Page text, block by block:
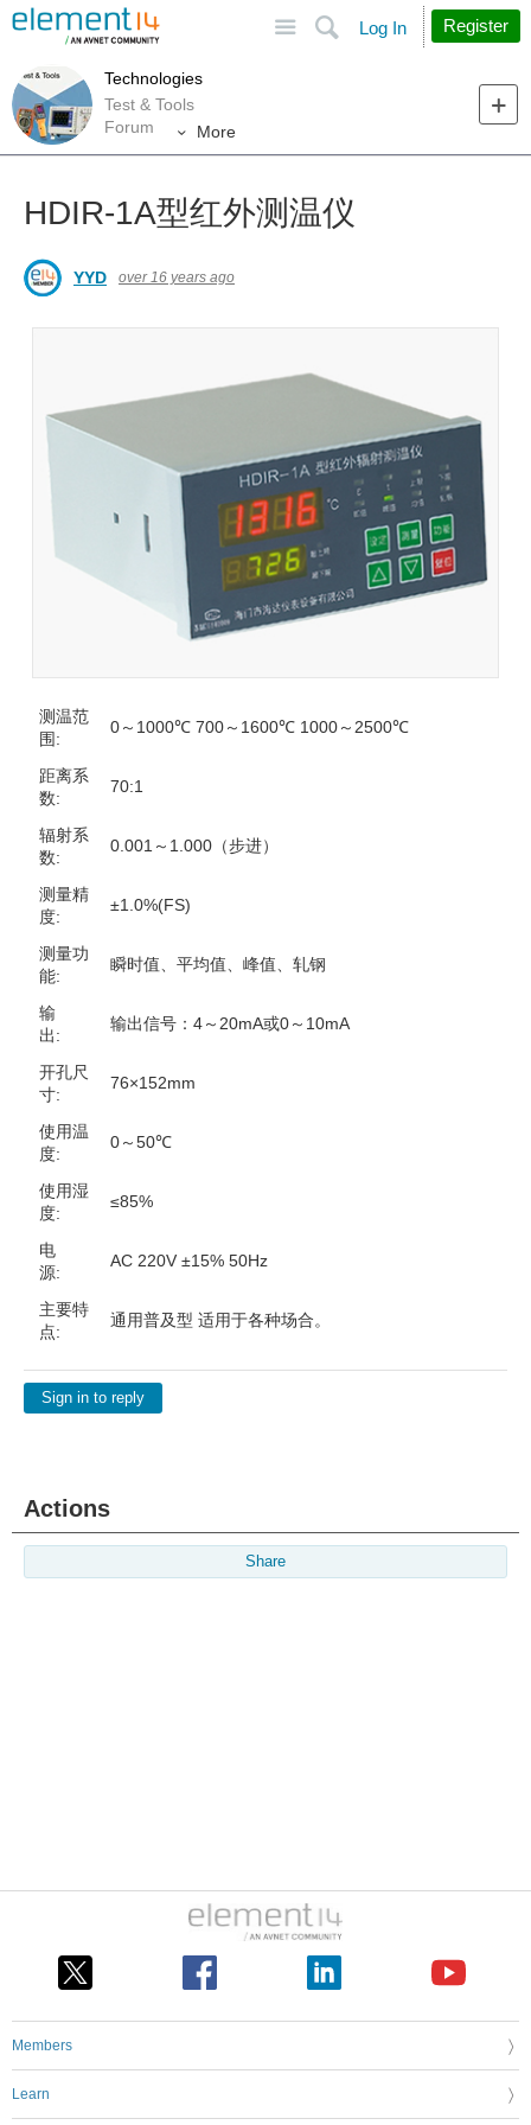
Search
Log In Register
Technologies
Test & Tools
Forum
More
HDIR-1A型红外测温仪
YYD over 16 years ago
测温范
围:
0～1000℃ 700～1600℃ 1000～2500℃
距离系
数:
70:1
辐射系
数:
0.001～1.000（步进）
测量精
度:
±1.0%(FS)
测量功
能:
瞬时值、平均值、峰值、轧钢
输
出:
输出信号：4～20mA或0～10mA
开孔尺
寸:
76×152mm
使用温
度:
0～50℃
使用湿
度:
≤85%
电
源:
AC 220V ±15% 50Hz
主要特
点:
通用普及型 适用于各种场合。
Sign in to reply
Actions
Share
Members
Learn